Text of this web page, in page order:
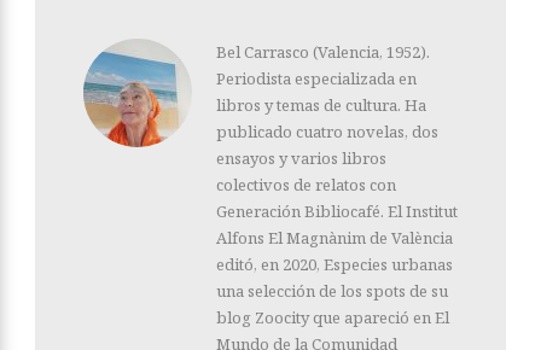
Bel Carrasco (Valencia, 1952).
Periodista especializada en
libros y temas de cultura. Ha
publicado cuatro novelas, dos
ensayos y varios libros
colectivos de relatos con
Generación Bibliocafé. El Institut
Alfons El Magnànim de València
editó, en 2020, Especies urbanas
una selección de los spots de su
blog Zoocity que apareció en El
Mundo de la Comunidad